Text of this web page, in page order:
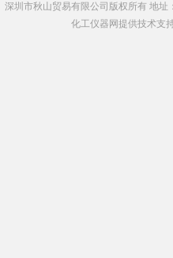
深圳市秋山贸易有限公司版权所有 地址
化工仪器网提供技术支